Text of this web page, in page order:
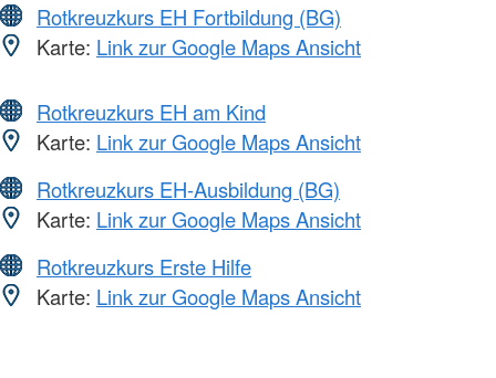
Rotkreuzkurs EH Fortbildung (BG)
Karte: Link zur Google Maps Ansicht
Rotkreuzkurs EH am Kind
Karte: Link zur Google Maps Ansicht
Rotkreuzkurs EH-Ausbildung (BG)
Karte: Link zur Google Maps Ansicht
Rotkreuzkurs Erste Hilfe
Karte: Link zur Google Maps Ansicht